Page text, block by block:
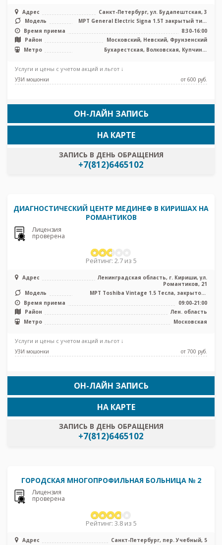
Адрес
Санкт-Петербург, ул. Будапештская, 3
Модель
МРТ General Electric Signa 1.5T закрытый тип,
КТ Toshiba G 32 среза, У ...
Время приема
8:30-16:00
Район
Московский, Невский, Фрунзенский
Метро
Бухарестская, Волковская, Купчино,
Услуги и цены с учетом акций и льгот ↓
УЗИ мошонки от 600 pуб.
ОН-ЛАЙН ЗАПИСЬ
ЗАПИСЬ В ДЕНЬ ОБРАЩЕНИЯ
+7(812)6465102
НА КАРТЕ
ДИАГНОСТИЧЕСКИЙ ЦЕНТР МЕДИНЕФ В КИРИШАХ НА
РОМАНТИКОВ
Лицензия
проверена
Рейтинг: 2.7 из 5
Адрес
Ленинградская область, г. Кириши, ул.
Романтиков, 21
Модель
МРТ Toshiba Vintage 1.5 Тесла, закрытого
Время приема
09:00-21:00
Район
Лен. область
Метро
Московская
Услуги и цены с учетом акций и льгот ↓
УЗИ мошонки от 700 pуб.
ОН-ЛАЙН ЗАПИСЬ
ЗАПИСЬ В ДЕНЬ ОБРАЩЕНИЯ
+7(812)6465102
НА КАРТЕ
ГОРОДСКАЯ МНОГОПРОФИЛЬНАЯ БОЛЬНИЦА № 2
Лицензия
проверена
Рейтинг: 3.8 из 5
Адрес
Санкт-Петербург, пер. Учебный, 5